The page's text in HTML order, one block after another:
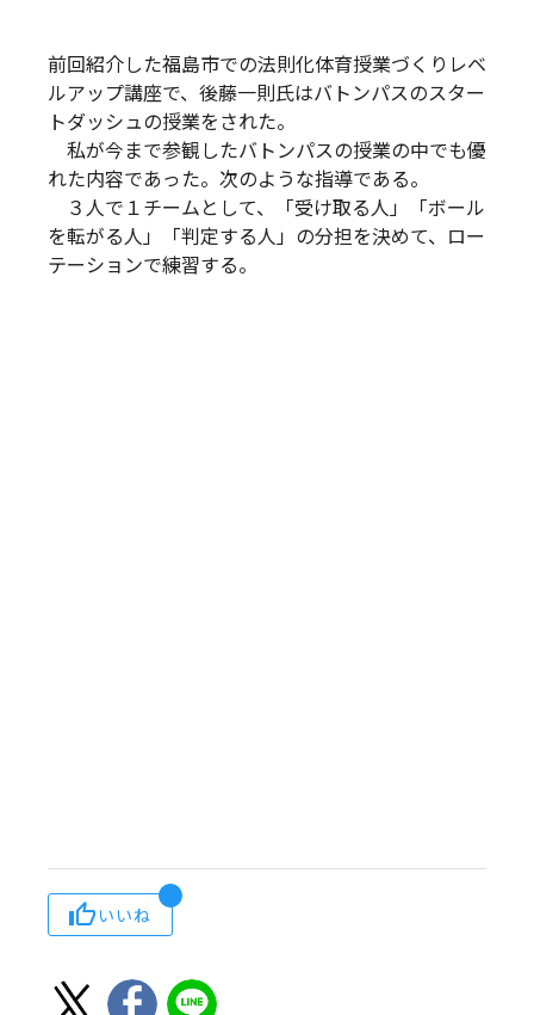
前回紹介した福島市での法則化体育授業づくりレベ
ルアップ講座で、後藤一則氏はバトンパスのスター
トダッシュの授業をされた。
私が今まで参観したバトンパスの授業の中でも優
れた内容であった。次のような指導である。
３人で１チームとして、「受け取る人」「ボール
を転がる人」「判定する人」の分担を決めて、ロー
テーションで練習する。
いいね